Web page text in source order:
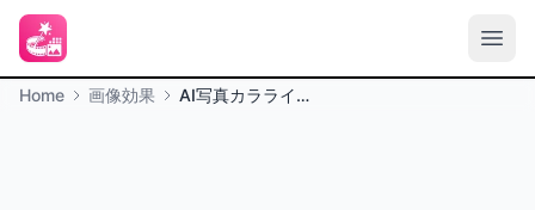
Home 画像効果 AI写真カラライザー